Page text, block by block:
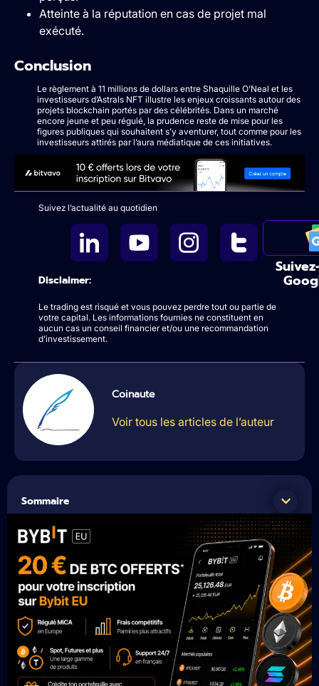
Atteinte à la réputation en cas de projet mal
exécuté.
Conclusion
Le règlement à 11 millions de dollars entre Shaquille O’Neal et les
investisseurs d’Astrals NFT illustre les enjeux croissants autour des
projets blockchain portés par des célébrités. Dans un marché
encore jeune et peu régulé, la prudence reste de mise pour les
figures publiques qui souhaitent s’y aventurer, tout comme pour les
investisseurs attirés par l’aura médiatique de ces initiatives.
Suivez l’actualité au quotidien
Disclaimer:
Le trading est risqué et vous pouvez perdre tout ou partie de
votre capital. Les informations fournies ne constituent en
aucun cas un conseil financier et/ou une recommandation
d’investissement.
Coinaute
Voir tous les articles de l’auteur
Sommaire